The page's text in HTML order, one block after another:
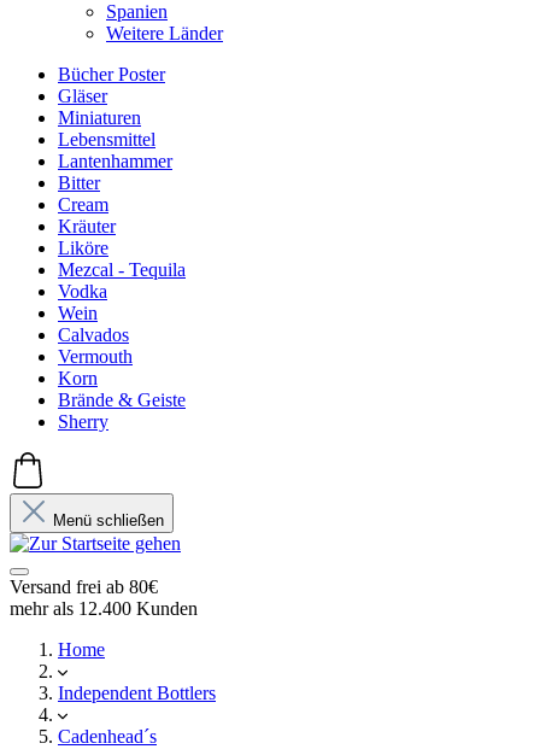
Spanien
Weitere Länder
Bücher Poster
Gläser
Miniaturen
Lebensmittel
Lantenhammer
Bitter
Cream
Kräuter
Liköre
Mezcal - Tequila
Vodka
Wein
Calvados
Vermouth
Korn
Brände & Geiste
Sherry
Menü schließen
Versand frei ab 80€
mehr als 12.400 Kunden
Home
Independent Bottlers
Cadenhead´s